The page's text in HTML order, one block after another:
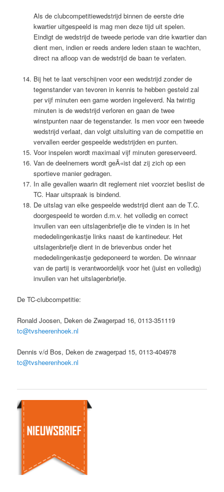
Als de clubcompetitiewedstrijd binnen de eerste drie
kwartier uitgespeeld is mag men deze tijd uit spelen.
Eindigt de wedstrijd de tweede periode van drie kwartier dan
dient men, indien er reeds andere leden staan te wachten,
direct na afloop van de wedstrijd de baan te verlaten.
Bij het te laat verschijnen voor een wedstrijd zonder de
tegenstander van tevoren in kennis te hebben gesteld zal
per vijf minuten een game worden ingeleverd. Na twintig
minuten is de wedstrijd verloren en gaan de twee
winstpunten naar de tegenstander. Is men voor een tweede
wedstrijd verlaat, dan volgt uitsluiting van de competitie en
vervallen eerder gespeelde wedstrijden en punten.
Voor inspelen wordt maximaal vijf minuten gereserveerd.
Van de deelnemers wordt geÃ«ist dat zij zich op een
sportieve manier gedragen.
In alle gevallen waarin dit reglement niet voorziet beslist de
TC. Haar uitspraak is bindend.
De uitslag van elke gespeelde wedstrijd dient aan de T.C.
doorgespeeld te worden d.m.v. het volledig en correct
invullen van een uitslagenbriefje die te vinden is in het
mededelingenkastje links naast de kantinedeur. Het
uitslagenbriefje dient in de brievenbus onder het
mededelingenkastje gedeponeerd te worden. De winnaar
van de partij is verantwoordelijk voor het (juist en volledig)
invullen van het uitslagenbriefje.
De TC-clubcompetitie:
Ronald Joosen, Deken de Zwagerpad 16, 0113-351119
tc@tvsheerenhoek.nl
Dennis v/d Bos, Deken de zwagerpad 15, 0113-404978
tc@tvsheerenhoek.nl